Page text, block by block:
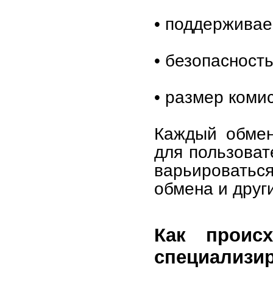
•
•
• размер
Каждый
для
обмена и
Как